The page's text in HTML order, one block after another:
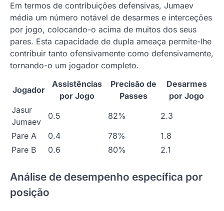
Em termos de contribuições defensivas, Jumaev
média um número notável de desarmes e interceções
por jogo, colocando-o acima de muitos dos seus
pares. Esta capacidade de dupla ameaça permite-lhe
contribuir tanto ofensivamente como defensivamente,
tornando-o um jogador completo.
Jogador
Assistências
por Jogo
Precisão de
Passes
Desarmes
por Jogo
Jasur
Jumaev
0.5 82%
2.3
Pare A
0.4 78%
1.8
Pare B
0.6 80% 2.1
Análise de desempenho específica por
posição